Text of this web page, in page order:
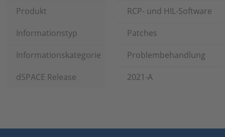
Produkt
RCP- und HIL-Software
Informationstyp
Patches
Informationskategorie
Problembehandlung
dSPACE Release
2021-A